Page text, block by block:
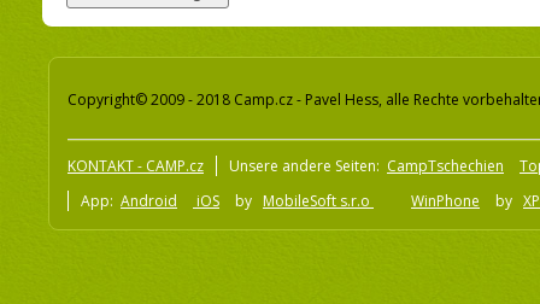
Copyright© 2009 - 2018 Camp.cz - Pavel Hess, alle Rechte
KONTAKT - CAMP.cz Unsere andere Seiten: CampTschechien
App: Android iOS by MobileSoft s.r.o WinPhone by